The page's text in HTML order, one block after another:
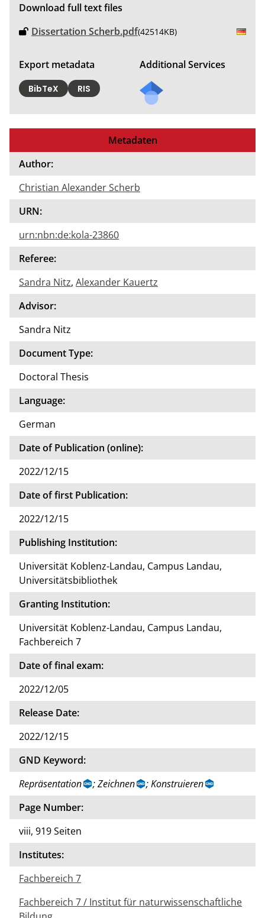
Download full text files
Dissertation Scherb.pdf(42514KB)
Export metadata
BibTeX RIS
Additional Services
Metadaten
Author:
Christian Alexander Scherb
URN:
urn:nbn:de:kola-23860
Referee:
Sandra Nitz, Alexander Kauertz
Advisor:
Sandra Nitz
Document Type:
Doctoral Thesis
Language:
German
Date of Publication (online):
2022/12/15
Date of first Publication:
2022/12/15
Publishing Institution:
Universität Koblenz-Landau, Campus Landau,
Universitätsbibliothek
Granting Institution:
Universität Koblenz-Landau, Campus Landau,
Fachbereich 7
Date of final exam:
2022/12/05
Release Date:
2022/12/15
GND Keyword:
Repräsentation
; Zeichnen
; Konstruieren
Page Number:
viii, 919 Seiten
Institutes:
Fachbereich 7
Fachbereich 7 / Institut für naturwissenschaftliche